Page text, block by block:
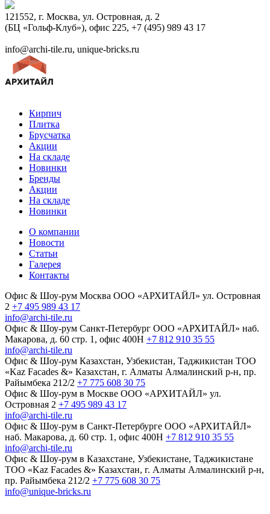
121552, г. Москва, ул. Островная, д. 2
(БЦ «Гольф-Клуб»), офис 225, +7 (495) 989 43 17
info@archi-tile.ru, unique-bricks.ru
Кирпич
Плитка
Брусчатка
Акции
На складе
Новинки
Бренды
Акции
На складе
Новинки
О компании
Новости
Статьи
Галерея
Контакты
Офис & Шоу-рум Москва ООО «АРХИТАЙЛ» ул. Островная
2 +7 495 989 43 17
info@archi-tile.ru
Офис & Шоу-рум Санкт-Петербург ООО «АРХИТАЙЛ» наб.
Макарова, д. 60 стр. 1, офис 400Н +7 812 910 35 55
info@archi-tile.ru
Офис & Шоу-рум Казахстан, Узбекистан, Таджикистан TOO
«Kaz Facades &» Казахстан, г. Алматы Алмалинский р-н, пр.
Райымбека 212/2 +7 775 608 30 75
Офис & Шоу-рум в Москве ООО «АРХИТАЙЛ» ул.
Островная 2 +7 495 989 43 17
info@archi-tile.ru
Офис & Шоу-рум в Санкт-Петербурге ООО «АРХИТАЙЛ»
наб. Макарова, д. 60 стр. 1, офис 400Н +7 812 910 35 55
info@archi-tile.ru
Офис & Шоу-рум в Казахстане, Узбекистане, Таджикистане
TOO «Kaz Facades &» Казахстан, г. Алматы Алмалинский р-н,
пр. Райымбека 212/2 +7 775 608 30 75
info@unique-bricks.ru